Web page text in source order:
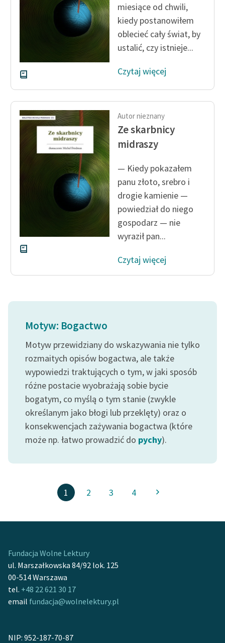
miesiące od chwili,
kiedy postanowiłem
oblecieć cały świat, by
ustalić, czy istnieje...
Czytaj więcej
Autor nieznany
Ze skarbnicy
midraszy
— Kiedy pokazałem
panu złoto, srebro i
drogie kamienie —
powiedział do niego
gospodarz — nie
wyraził pan...
Czytaj więcej
Motyw: Bogactwo
Motyw przewidziany do wskazywania nie tylko
rozmaitych opisów bogactwa, ale także
wypowiedzi traktujących o tym, w jaki sposób
różne postacie wyobrażają sobie bycie
bogatym, co myślą o tym stanie (zwykle
określanym jako błogi lub przeklęty) oraz o
konsekwencjach zażywania bogactwa (które
może np. łatwo prowadzić do pychy).
1 2 3 4
Fundacja Wolne Lektury
ul. Marszałkowska 84/92 lok. 125
00-514 Warszawa
tel. +48 22 621 30 17
email fundacja@wolnelektury.pl
NIP: 952-187-70-87